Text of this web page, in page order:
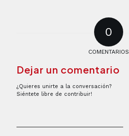
0
COMENTARIOS
Dejar un comentario
¿Quieres unirte a la conversación?
Siéntete libre de contribuir!